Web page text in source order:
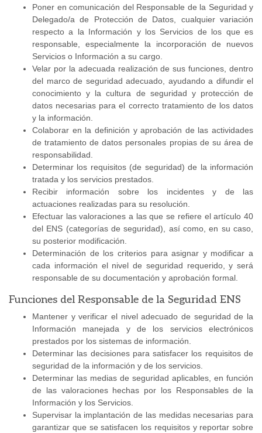
Poner en comunicación del Responsable de la Seguridad y
Delegado/a de Protección de Datos, cualquier variación
respecto a la Información y los Servicios de los que es
responsable, especialmente la incorporación de nuevos
Servicios o Información a su cargo.
Velar por la adecuada realización de sus funciones, dentro
del marco de seguridad adecuado, ayudando a difundir el
conocimiento y la cultura de seguridad y protección de
datos necesarias para el correcto tratamiento de los datos
y la información.
Colaborar en la definición y aprobación de las actividades
de tratamiento de datos personales propias de su área de
responsabilidad.
Determinar los requisitos (de seguridad) de la información
tratada y los servicios prestados.
Recibir información sobre los incidentes y de las
actuaciones realizadas para su resolución.
Efectuar las valoraciones a las que se refiere el artículo 40
del ENS (categorías de seguridad), así como, en su caso,
su posterior modificación.
Determinación de los criterios para asignar y modificar a
cada información el nivel de seguridad requerido, y será
responsable de su documentación y aprobación formal.
Funciones del Responsable de la Seguridad ENS
Mantener y verificar el nivel adecuado de seguridad de la
Información manejada y de los servicios electrónicos
prestados por los sistemas de información.
Determinar las decisiones para satisfacer los requisitos de
seguridad de la información y de los servicios.
Determinar las medias de seguridad aplicables, en función
de las valoraciones hechas por los Responsables de la
Información y los Servicios.
Supervisar la implantación de las medidas necesarias para
garantizar que se satisfacen los requisitos y reportar sobre